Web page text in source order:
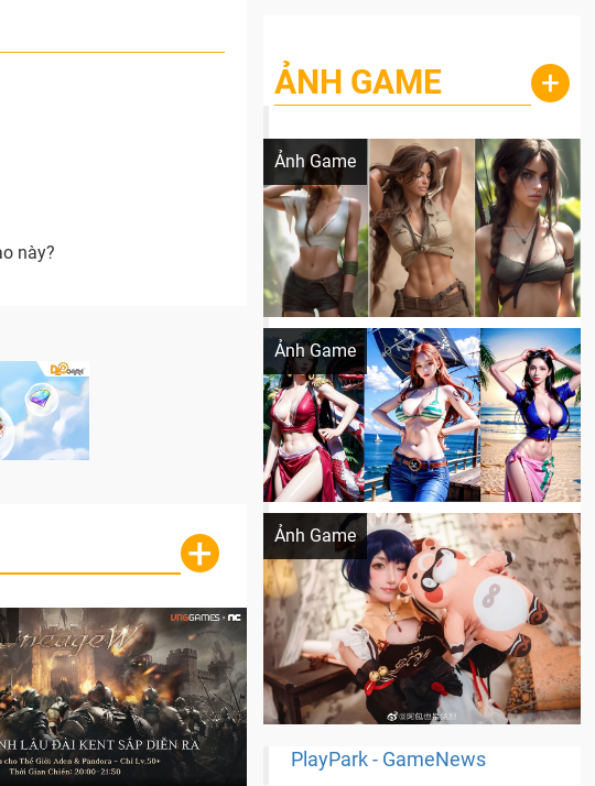
này?
+
ẢNH GAME +
Ảnh Game
Lala Croft vừa nóng vừa xinh dưới nét vẽ
Ảnh Game
Khi AI Cosplay gái đẹp One Piece
Ảnh Game
Cosplay Xiangling siêu cute
PlayPark - GameNews